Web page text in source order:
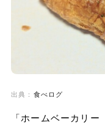
出典： 食べログ
「ホームベーカリ